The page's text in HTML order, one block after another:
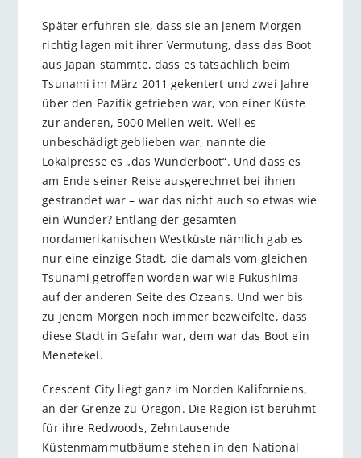
Später erfuhren sie, dass sie an jenem Morgen
richtig lagen mit ihrer Vermutung, dass das Boot
aus Japan stammte, dass es tatsächlich beim
Tsunami im März 2011 gekentert und zwei Jahre
über den Pazifik getrieben war, von einer Küste
zur anderen, 5000 Meilen weit. Weil es
unbeschädigt geblieben war, nannte die
Lokalpresse es „das Wunderboot“. Und dass es
am Ende seiner Reise ausgerechnet bei ihnen
gestrandet war – war das nicht auch so etwas wie
ein Wunder? Entlang der gesamten
nordamerikanischen Westküste nämlich gab es
nur eine einzige Stadt, die damals vom gleichen
Tsunami getroffen worden war wie Fukushima
auf der anderen Seite des Ozeans. Und wer bis
zu jenem Morgen noch immer bezweifelte, dass
diese Stadt in Gefahr war, dem war das Boot ein
Menetekel.
Crescent City liegt ganz im Norden Kaliforniens,
an der Grenze zu Oregon. Die Region ist berühmt
für ihre Redwoods, Zehntausende
Küstenmammutbäume stehen in den National